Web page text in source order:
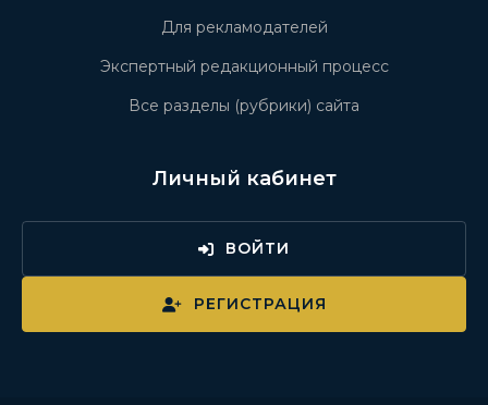
Для рекламодателей
Экспертный редакционный процесс
Все разделы (рубрики) сайта
Личный кабинет
ВОЙТИ
РЕГИСТРАЦИЯ